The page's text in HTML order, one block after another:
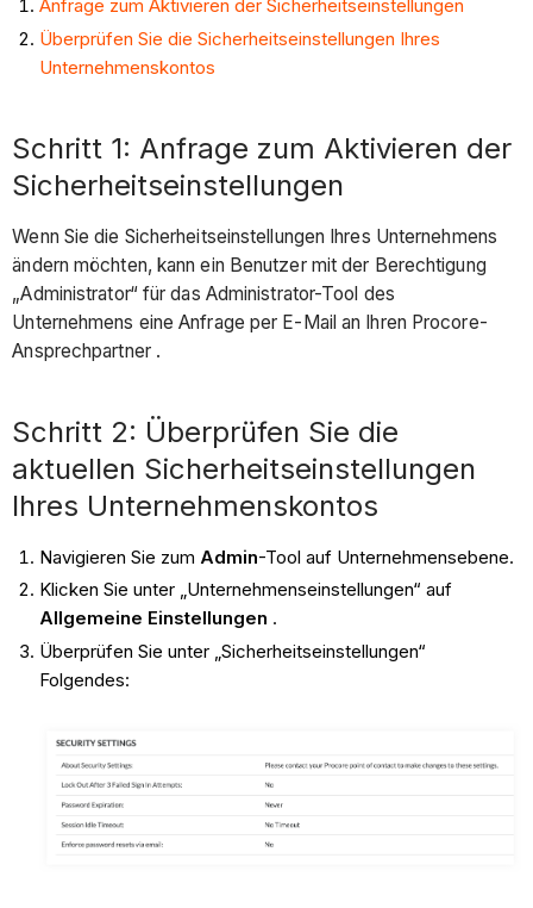
Anfrage zum Aktivieren der Sicherheitseinstellungen
Überprüfen Sie die Sicherheitseinstellungen Ihres
Unternehmenskontos
Schritt 1: Anfrage zum Aktivieren der
Sicherheitseinstellungen
Wenn Sie die Sicherheitseinstellungen Ihres Unternehmens
ändern möchten, kann ein Benutzer mit der Berechtigung
„Administrator“ für das Administrator-Tool des
Unternehmens eine Anfrage per E-Mail an Ihren Procore-
Ansprechpartner .
Schritt 2: Überprüfen Sie die
aktuellen Sicherheitseinstellungen
Ihres Unternehmenskontos
Navigieren Sie zum Admin-Tool auf Unternehmensebene.
Klicken Sie unter „Unternehmenseinstellungen“ auf
Allgemeine Einstellungen .
Überprüfen Sie unter „Sicherheitseinstellungen“
Folgendes: